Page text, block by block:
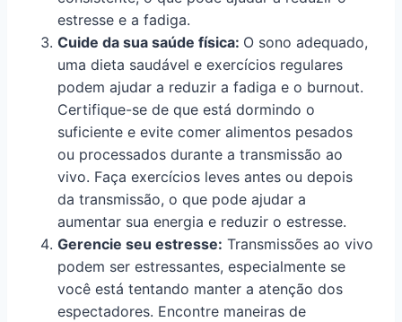
estresse e a fadiga.
Cuide da sua saúde física: O sono adequado,
uma dieta saudável e exercícios regulares
podem ajudar a reduzir a fadiga e o burnout.
Certifique-se de que está dormindo o
suficiente e evite comer alimentos pesados
ou processados durante a transmissão ao
vivo. Faça exercícios leves antes ou depois
da transmissão, o que pode ajudar a
aumentar sua energia e reduzir o estresse.
Gerencie seu estresse: Transmissões ao vivo
podem ser estressantes, especialmente se
você está tentando manter a atenção dos
espectadores. Encontre maneiras de